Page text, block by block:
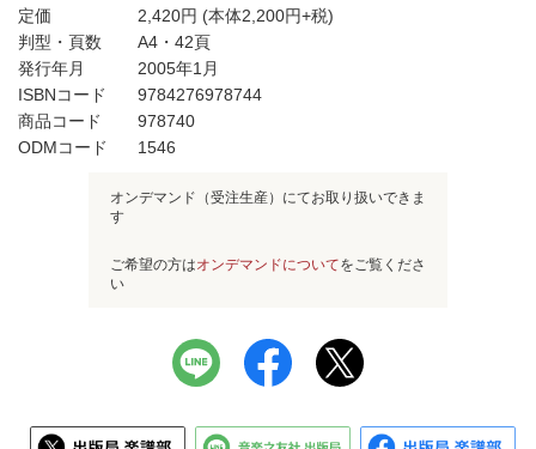
定価 2,420円 (本体2,200円+税)
判型・頁数
A4・42頁
発行年月
2005年1月
ISBNコード
9784276978744
商品コード
978740
ODMコード
1546
オンデマンド（受注生産）にてお取り扱いできま
す
ご希望の方はオンデマンドについてをご覧くださ
い